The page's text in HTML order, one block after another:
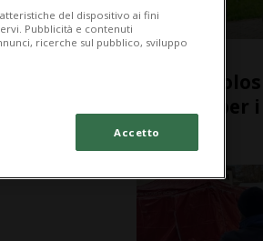
SVIZZERA
Più
allarme
elettrici
del dispositivo ai fini
Pubblicità e contenuti
ricerche sul pubblico, sviluppo
Accetto